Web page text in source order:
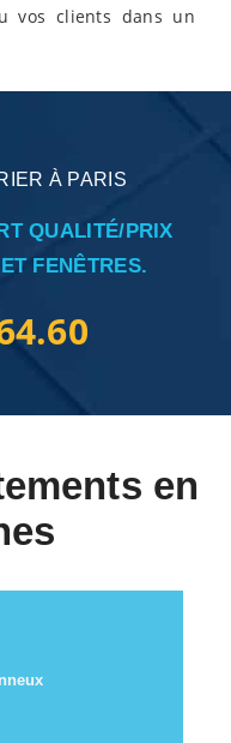
vos clients dans un
À PARIS
QUALITÉ/PRIX
FENÊTRES.
en